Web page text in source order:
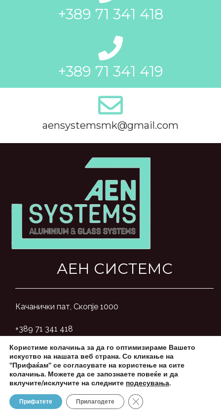
+389 71 341 418
+389 71 341 419
aensystemsmk@gmail.com
АЕН СИСТЕМС
Качанички пат, Скопје 1000
+389 71 341 418
aensystemsmk@gmail.com
Користиме колачиња за да го оптимизираме Вашето
искуство на нашата веб страна. Со кликање на
"Прифаќам" се согласувате на користење на сите
колачиња. Можете да се запознаете повеќе и да
вклучите/исклучите на следните подесувања.
Прифатете Прилагодете Close GDPR Cookie Banner